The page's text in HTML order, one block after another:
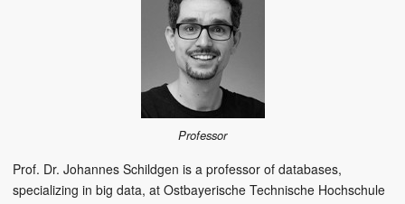
Professor
Prof. Dr. Johannes Schildgen is a professor of databases,
specializing in big data, at Ostbayerische Technische Hochschule